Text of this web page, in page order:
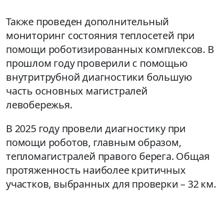
Также проведен дополнительный
мониторинг состояния теплосетей при
помощи роботизированных комплексов. В
прошлом году проверили с помощью
внутритрубной диагностики большую
часть основных магистралей
левобережья.
В 2025 году провели диагностику при
помощи роботов, главным образом,
тепломагистралей правого берега. Общая
протяженность наиболее критичных
участков, выбранных для проверки – 32 км.